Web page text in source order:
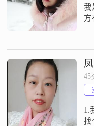
我
方
凤
45
1.
找